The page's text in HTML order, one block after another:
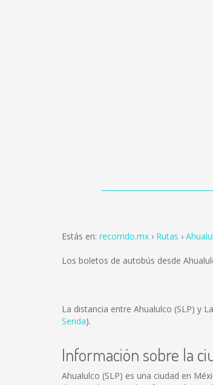
Estás en: recorrido.mx Rutas
Los boletos de autobús desde
La distancia entre Ahualulco (SLP) y
Senda).
Información sobre la
Ahualulco (SLP) es una ciudad en